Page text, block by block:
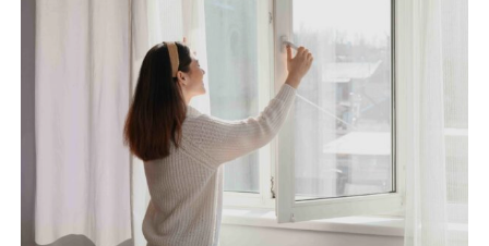
Mi várható a következő évben?
A jelenlegi trendek alapján különösen a következő
adózói csoportok számíthatnak fokozott
ellenőrzésre:
transzferárazással érintett
multinacionális vállalatok,
adókedvezményeket igénybe vevők,